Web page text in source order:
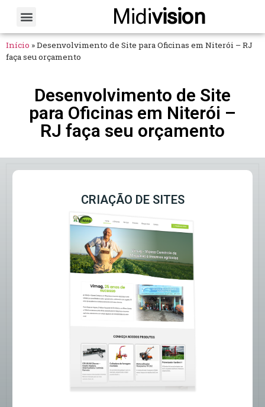
Midivision
Início »Desenvolvimento de Site para Oficinas em Niterói – RJ
faça seu orçamento
Desenvolvimento de Site
para Oficinas em Niterói –
RJ faça seu orçamento
CRIAÇÃO DE SITES